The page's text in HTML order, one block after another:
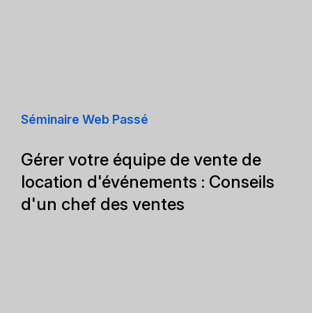
Séminaire Web Passé
Gérer votre équipe de vente de
location d'événements : Conseils
d'un chef des ventes